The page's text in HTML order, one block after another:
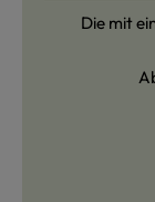
Die mit